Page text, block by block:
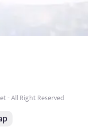
- All Right Reserved